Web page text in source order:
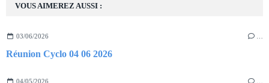
VOUS AIMEREZ AUSSI :
03/06/2026
Réunion Cyclo 04 06 2026
04/05/2026